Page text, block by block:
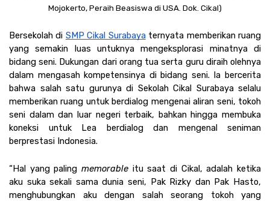
Mojokerto, Peraih Beasiswa di USA. Dok. Cikal)
Bersekolah di SMP Cikal Surabaya ternyata memberikan ruang
yang semakin luas untuknya mengeksplorasi minatnya di
bidang seni. Dukungan dari orang tua serta guru diraih olehnya
dalam mengasah kompetensinya di bidang seni. Ia bercerita
bahwa salah satu gurunya di Sekolah Cikal Surabaya selalu
memberikan ruang untuk berdialog mengenai aliran seni, tokoh
seni dalam dan luar negeri terbaik, bahkan hingga membuka
koneksi untuk Lea berdialog dan mengenal seniman
berprestasi Indonesia.
“Hal yang paling memorable itu saat di Cikal, adalah ketika
aku suka sekali sama dunia seni, Pak Rizky dan Pak Hasto,
menghubungkan aku dengan salah seorang tokoh yang